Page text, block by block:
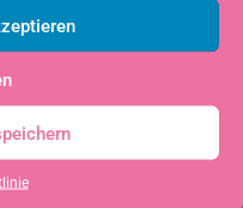
dieses Jahr
aufkommen will,
Spaß
lange nicht mehr.
erbärmlichen